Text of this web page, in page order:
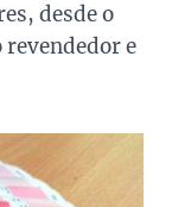
desde o
e